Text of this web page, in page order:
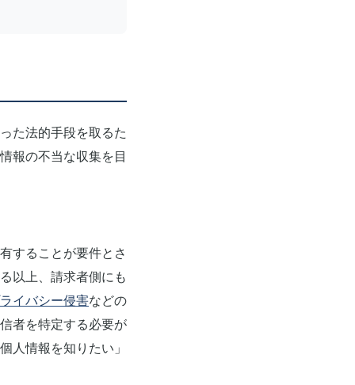
た法的手段を取るた
報の不当な収集を目
することが要件とさ
以上、請求者側にも
イバシー侵害などの
者を特定する必要が
人情報を知りたい」